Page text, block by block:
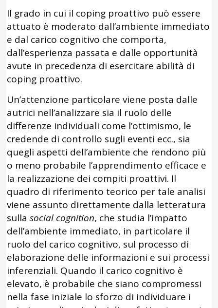
Il grado in cui il coping proattivo può essere
attuato è moderato dall’ambiente immediato
e dal carico cognitivo che comporta,
dall’esperienza passata e dalle opportunità
avute in precedenza di esercitare abilità di
coping proattivo.
Un’attenzione particolare viene posta dalle
autrici nell’analizzare sia il ruolo delle
differenze individuali come l’ottimismo, le
credende di controllo sugli eventi ecc., sia
quegli aspetti dell’ambiente che rendono più
o meno probabile l’apprendimento efficace e
la realizzazione dei compiti proattivi. Il
quadro di riferimento teorico per tale analisi
viene assunto direttamente dalla letteratura
sullasocial cognition, che studia l’impatto
dell’ambiente immediato, in particolare il
ruolo del carico cognitivo, sul processo di
elaborazione delle informazioni e sui processi
inferenziali. Quando il carico cognitivo è
elevato, è probabile che siano compromessi
nella fase iniziale lo sforzo di individuare i